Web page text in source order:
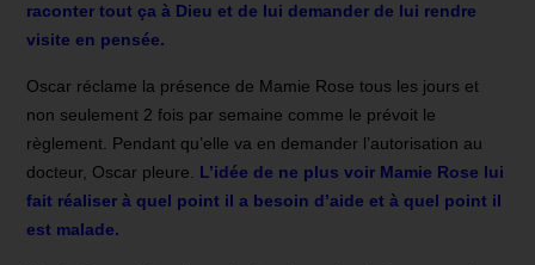
raconter tout ça à Dieu et de lui demander de lui rendre
visite en pensée.
Oscar réclame la présence de Mamie Rose tous les jours et
non seulement 2 fois par semaine comme le prévoit le
règlement. Pendant qu’elle va en demander l’autorisation au
docteur, Oscar pleure. L’idée de ne plus voir Mamie Rose lui
fait réaliser à quel point il a besoin d’aide et à quel point il
est malade.